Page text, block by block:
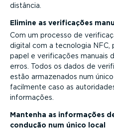
distância.
Elimine as verifi­cações
Com um processo de
digital com a tecnologia NFC,
papel e verifi­cações manuais
erros. Todos os dados de
estão armazenados num
facilmente caso as
informações.
Mantenha as informações
condução num único local